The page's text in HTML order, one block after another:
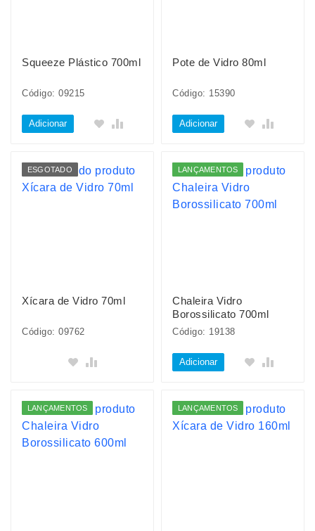
Squeeze Plástico 700ml
Código: 09215
Adicionar
Pote de Vidro 80ml
Código: 15390
Adicionar
ESGOTADO
Xícara de Vidro 70ml
Código: 09762
LANÇAMENTOS
Chaleira Vidro
Borossilicato 700ml
Código: 19138
Adicionar
LANÇAMENTOS LANÇAMENTOS